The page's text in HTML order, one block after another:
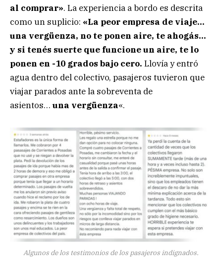
al comprar». La experiencia a bordo es descrita
como un suplicio: «La peor empresa de viaje…
una vergüenza, no te ponen aire, te ahogás…
y si tenés suerte que funcione un aire, te lo
ponen en -10 grados bajo cero. Llovía y entró
agua dentro del colectivo, pasajeros tuvieron que
viajar parados ante la sobreventa de
asientos… una vergüenza«.
Algunos de los testimonios de los pasajeros indignados.